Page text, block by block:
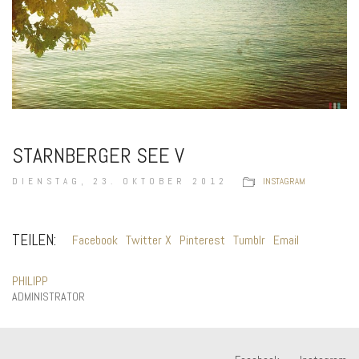
STARNBERGER SEE V
DIENSTAG, 23. OKTOBER 2012 INSTAGRAM
TEILEN: Facebook Twitter X Pinterest Tumblr Email
PHILIPP
ADMINISTRATOR